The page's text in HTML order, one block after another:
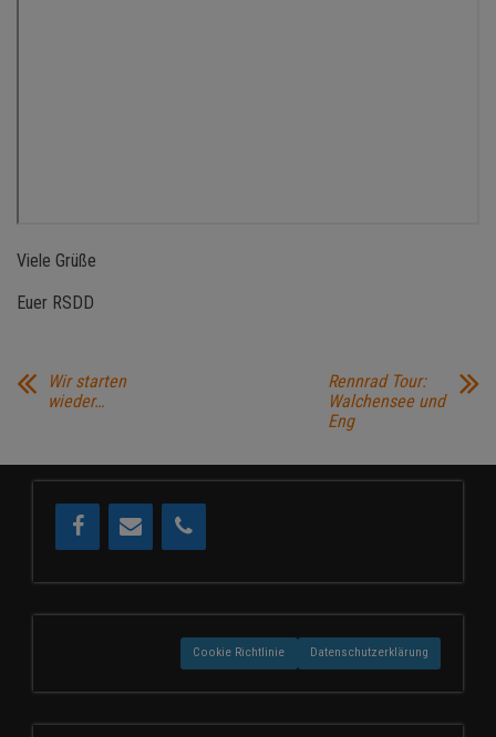
Viele Grüße
Euer RSDD
Wir starten
wieder…
Rennrad Tour:
Walchensee und
Eng
Cookie Richtlinie Datenschutzerklärung